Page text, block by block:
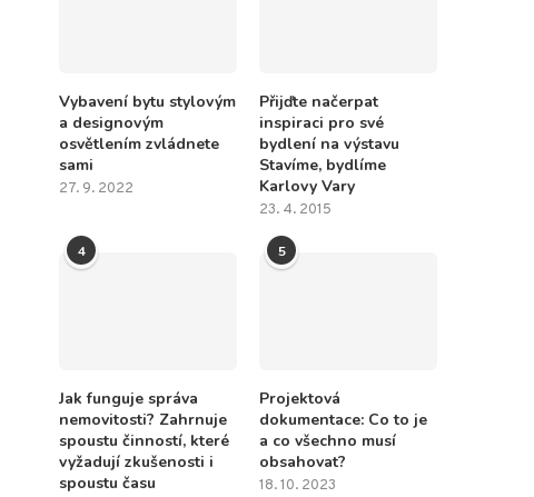
Vybavení bytu stylovým
a designovým
osvětlením zvládnete
sami
27. 9. 2022
Přijďte načerpat
inspiraci pro své
bydlení na výstavu
Stavíme, bydlíme
Karlovy Vary
23. 4. 2015
4
Jak funguje správa
nemovitosti? Zahrnuje
spoustu činností, které
vyžadují zkušenosti i
spoustu času
5
Projektová
dokumentace: Co to je
a co všechno musí
obsahovat?
18. 10. 2023